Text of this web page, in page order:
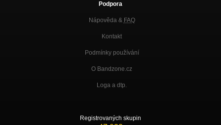
Podpora
Nápověda & FAQ
Kontakt
Podmínky používání
O Bandzone.cz
Loga a dtp.
Registrovaných skupin